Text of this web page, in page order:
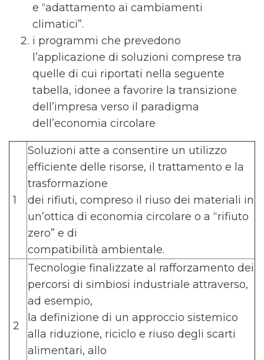
e “adattamento ai cambiamenti
climatici”.
i programmi che prevedono
l’applicazione di soluzioni comprese tra
quelle di cui riportati nella seguente
tabella, idonee a favorire la transizione
dell’impresa verso il paradigma
dell’economia circolare
1
Soluzioni atte a consentire un utilizzo
efficiente delle risorse, il trattamento e la
trasformazione
dei rifiuti, compreso il riuso dei materiali in
un’ottica di economia circolare o a “rifiuto
zero” e di
compatibilità ambientale.
2
Tecnologie finalizzate al rafforzamento dei
percorsi di simbiosi industriale attraverso,
ad esempio,
la definizione di un approccio sistemico
alla riduzione, riciclo e riuso degli scarti
alimentari, allo